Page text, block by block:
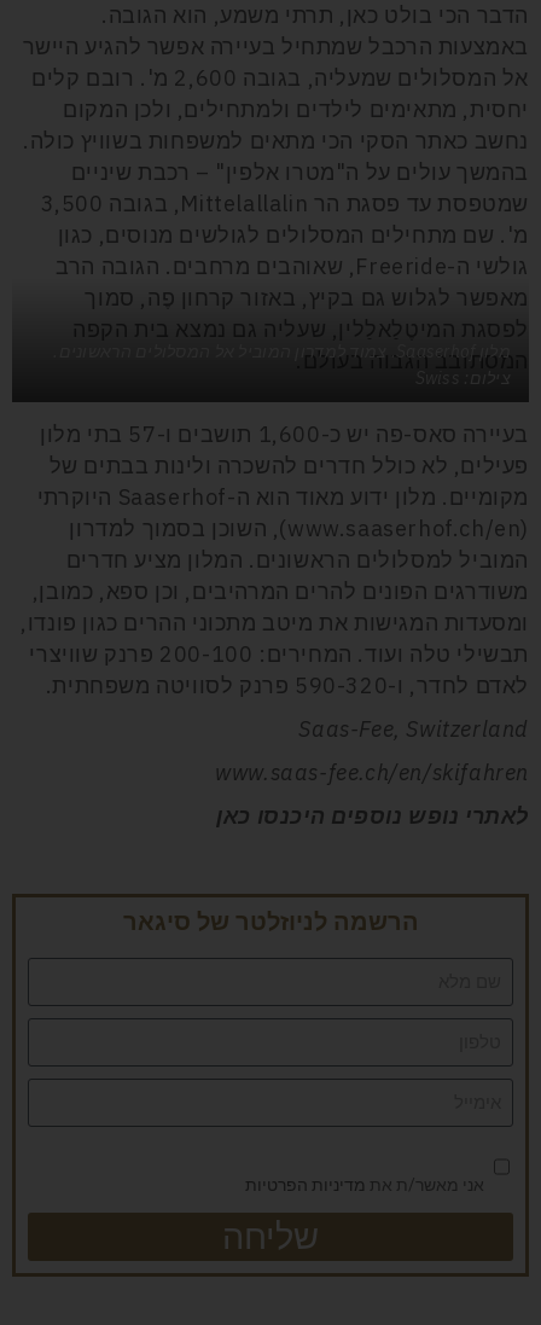
הדבר הכי בולט כאן, תרתי משמע, הוא הגובה.
באמצעות הרכבל שמתחיל בעיירה אפשר להגיע היישר
אל המסלולים שמעליה, בגובה 2,600 מ'. רובם קלים
יחסית, מתאימים לילדים ולמתחילים, ולכן המקום
נחשב כאתר הסקי הכי מתאים למשפחות בשוויץ כולה.
בהמשך עולים על ה"מטרו אלפין" – רכבת שיניים
שמטפסת עד פסגת הר Mittelallalin
,
בגובה 3,500
מ'. שם מתחילים המסלולים לגולשים מנוסים, כגון
גולשי ה-Freeride, שאוהבים מרחבים. הגובה הרב
מאפשר לגלוש גם בקיץ, באזור קרחון פֶה, סמוך
לפסגת המיטֶלַאלַלין, שעליה גם נמצא בית הקפה
המסתובב הגבוה בעולם.מלון Saaserhof. צמוד למדרון המוביל אל המסלולים הראשונים.
בעיירה סאס-פה יש כ-1,600 תושבים ו-57 בתי מלון
פעילים, לא כולל חדרים להשכרה ולינות בבתים של
מקומיים. מלון ידוע מאוד הוא ה-Saaserhof היוקרתי
(
www.saaserhof.ch/en), השוכן בסמוך למדרון
המוביל למסלולים הראשונים. המלון מציע חדרים
משודרגים הפונים להרים המרהיבים, וכן ספא, כמובן,
ומסעדות המגישות את מיטב מתכוני ההרים כגון פונדו,
תבשילי טלה ועוד. המחירים: 200-100 פרנק שוויצרי
לאדם לחדר, ו-590-320 פרנק לסוויטה משפחתית.
Saas-Fee, Switzerland
www.saas-fee.ch/en/skifahren
לאתרי נופש נוספים היכנסו כאן
הרשמה לניוזלטר של סיגאר
אני מאשר/ת את מדיניות הפרטיות
שליחה